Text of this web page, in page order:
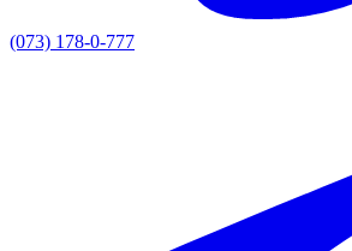
(073) 178-0-777